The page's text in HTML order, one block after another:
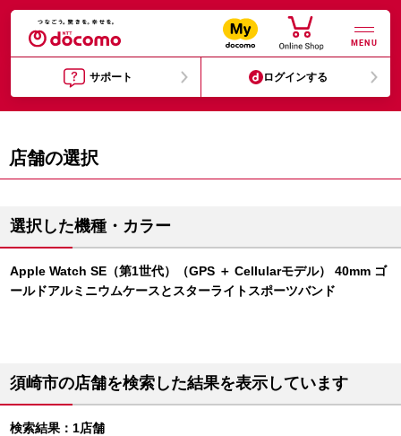
MENU
サポート ログインする
店舗の選択
選択した機種・カラー
Apple Watch SE（第1世代）（GPS ＋ Cellularモデル） 40mm ゴ
ールドアルミニウムケースとスターライトスポーツバンド
須崎市の店舗を検索した結果を表示しています
検索結果：1店舗